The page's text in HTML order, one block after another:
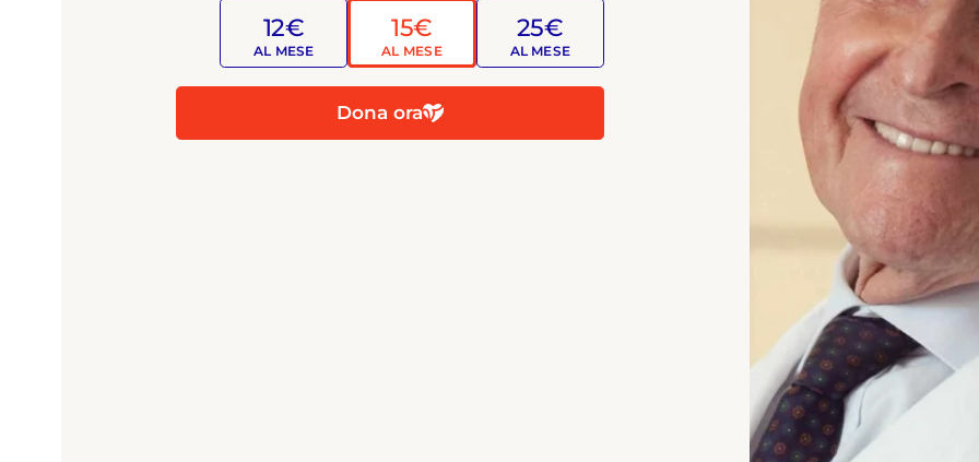
12€
AL MESE
15€
AL MESE
25€
AL MESE
Dona ora